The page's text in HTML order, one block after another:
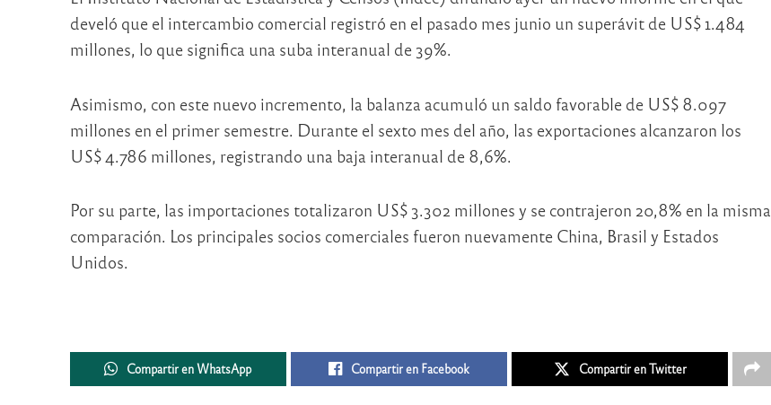
develó que el intercambio comercial registró en el pasado mes junio un superávit de US$ 1.484
millones, lo que significa una suba interanual de 39%.
Asimismo, con este nuevo incremento, la balanza acumuló un saldo favorable de US$ 8.097
millones en el primer semestre. Durante el sexto mes del año, las exportaciones alcanzaron los
US$ 4.786 millones, registrando una baja interanual de 8,6%.
Por su parte, las importaciones totalizaron US$ 3.302 millones y se contrajeron 20,8% en la misma
comparación. Los principales socios comerciales fueron nuevamente China, Brasil y Estados
Unidos.
Compartir en WhatsApp Compartir en Facebook Compartir en Twitter